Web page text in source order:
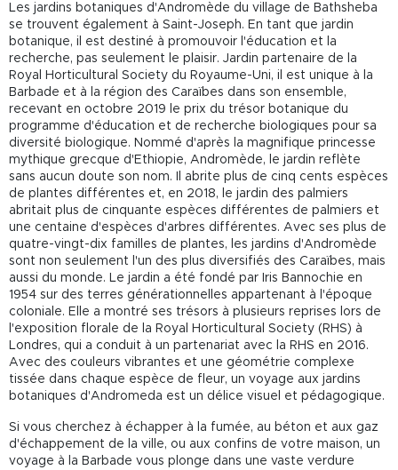
Les jardins botaniques d'Andromède du village de Bathsheba
se trouvent également à Saint-Joseph. En tant que jardin
botanique, il est destiné à promouvoir l'éducation et la
recherche, pas seulement le plaisir. Jardin partenaire de la
Royal Horticultural Society du Royaume-Uni, il est unique à la
Barbade et à la région des Caraïbes dans son ensemble,
recevant en octobre 2019 le prix du trésor botanique du
programme d'éducation et de recherche biologiques pour sa
diversité biologique. Nommé d'après la magnifique princesse
mythique grecque d'Ethiopie, Andromède, le jardin reflète
sans aucun doute son nom. Il abrite plus de cinq cents espèces
de plantes différentes et, en 2018, le jardin des palmiers
abritait plus de cinquante espèces différentes de palmiers et
une centaine d'espèces d'arbres différentes. Avec ses plus de
quatre-vingt-dix familles de plantes, les jardins d'Andromède
sont non seulement l'un des plus diversifiés des Caraïbes, mais
aussi du monde. Le jardin a été fondé par Iris Bannochie en
1954 sur des terres générationnelles appartenant à l'époque
coloniale. Elle a montré ses trésors à plusieurs reprises lors de
l'exposition florale de la Royal Horticultural Society (RHS) à
Londres, qui a conduit à un partenariat avec la RHS en 2016.
Avec des couleurs vibrantes et une géométrie complexe
tissée dans chaque espèce de fleur, un voyage aux jardins
botaniques d'Andromeda est un délice visuel et pédagogique.
Si vous cherchez à échapper à la fumée, au béton et aux gaz
d'échappement de la ville, ou aux confins de votre maison, un
voyage à la Barbade vous plonge dans une vaste verdure